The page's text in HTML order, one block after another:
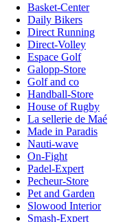
Basket-Center
Daily Bikers
Direct Running
Direct-Volley
Espace Golf
Galopp-Store
Golf and co
Handball-Store
House of Rugby
La sellerie de Maé
Made in Paradis
Nauti-wave
On-Fight
Padel-Expert
Pecheur-Store
Pet and Garden
Slowood Interior
Smash-Expert